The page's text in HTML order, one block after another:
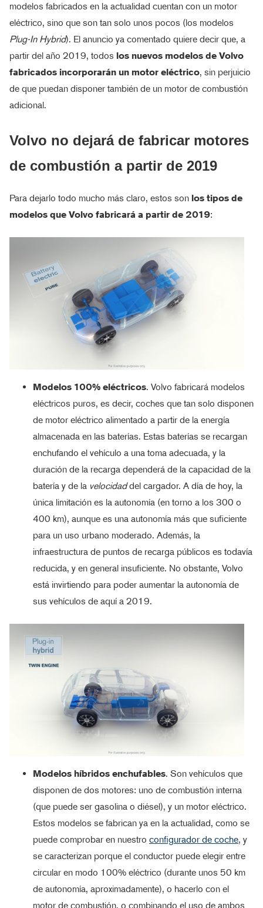
modelos fabricados en la actualidad cuentan con un motor
eléctrico, sino que son tan solo unos pocos (los modelos
Plug-In Hybrid). El anuncio ya comentado quiere decir que, a
partir del año 2019, todos los nuevos modelos de Volvo
fabricados incorporarán un motor eléctrico, sin perjuicio
de que puedan disponer también de un motor de combustión
adicional.
Volvo no dejará de fabricar motores
de combustión a partir de 2019
Para dejarlo todo mucho más claro, estos son los tipos de
modelos que Volvo fabricará a partir de 2019:
Modelos 100% eléctricos. Volvo fabricará modelos
eléctricos puros, es decir, coches que tan solo disponen
de motor eléctrico alimentado a partir de la energía
almacenada en las baterías. Estas baterías se recargan
enchufando el vehículo a una toma adecuada, y la
duración de la recarga dependerá de la capacidad de la
batería y de la velocidaddel cargador. A día de hoy, la
única limitación es la autonomía (en torno a los 300 o
400 km), aunque es una autonomía más que suficiente
para un uso urbano moderado. Además, la
infraestructura de puntos de recarga públicos es todavía
reducida, y en general insuficiente. No obstante, Volvo
está invirtiendo para poder aumentar la autonomía de
sus vehículos de aquí a 2019.
Modelos híbridos enchufables. Son vehículos que
disponen de dos motores: uno de combustión interna
(que puede ser gasolina o diésel), y un motor eléctrico.
Estos modelos se fabrican ya en la actualidad, como se
puede comprobar en nuestro configurador de coche, y
se caracterizan porque el conductor puede elegir entre
circular en modo 100% eléctrico (durante unos 50 km
de autonomía, aproximadamente), o hacerlo con el
motor de combustión, o combinando el uso de ambos